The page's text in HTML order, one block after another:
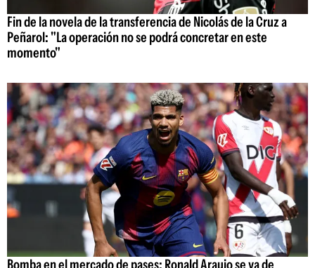
Fin de la novela de la transferencia de Nicolás de la Cruz a
Peñarol: "La operación no se podrá concretar en este
momento"
Bomba en el mercado de pases: Ronald Araujo se va de